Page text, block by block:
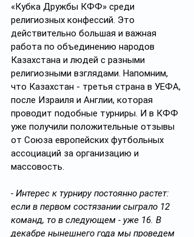
«Кубка Дружбы КФФ» среди
религиозных конфессий. Это
действительно большая и важная
работа по объединению народов
Казахстана и людей с разными
религиозными взглядами. Напомним,
что Казахстан - третья страна в УЕФА,
после Израиля и Англии, которая
проводит подобные турниры. И в КФФ
уже получили положительные отзывы
от Союза европейских футбольных
ассоциаций за организацию и
массовость.
- Интерес к турниру постоянно растет:
если в первом состязании сыграло 12
команд, то в следующем - уже 16. В
декабре нынешнего года мы проведем